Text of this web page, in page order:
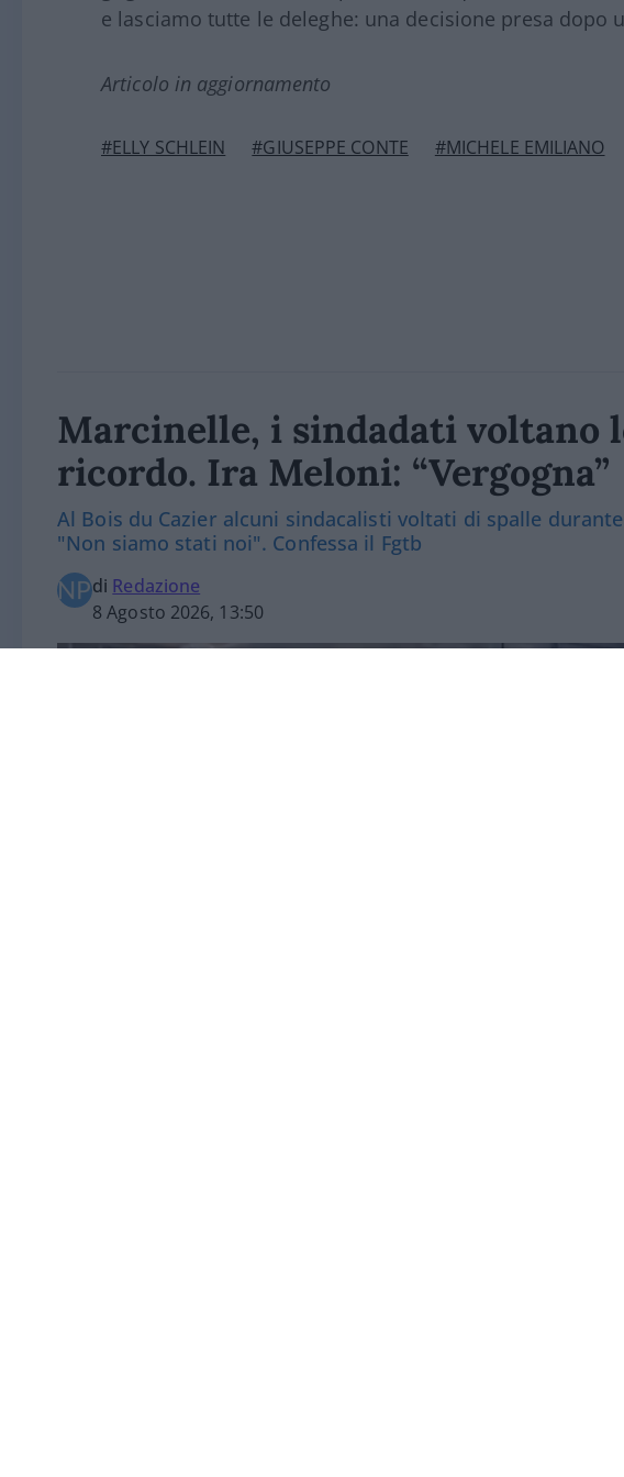
e lasciamo tutte le deleghe: una decisione presa dopo
Articolo in aggiornamento
#ELLY SCHLEIN #GIUSEPPE CONTE #MICHELE EMILIANO
Marcinelle, i sindadati voltano
ricordo. Ira Meloni: “Vergogna”
Al Bois du Cazier alcuni sindacalisti voltati di spalle
"Non siamo stati noi". Confessa il Fgtb
di Redazione
8 Agosto 2026, 13:50